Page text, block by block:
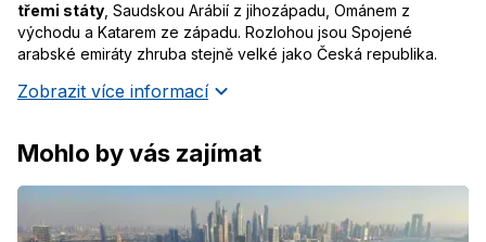
třemi státy , Saudskou Arábií z jihozápadu, Ománem z
východu a Katarem ze západu. Rozlohou jsou Spojené
arabské emiráty zhruba stejně velké jako Česká republika.
Zobrazit více informací
Mohlo by vás zajímat